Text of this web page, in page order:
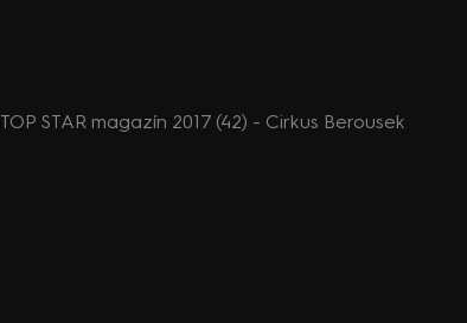
TOP STAR magazín 2017 (42) - Cirkus Berousek